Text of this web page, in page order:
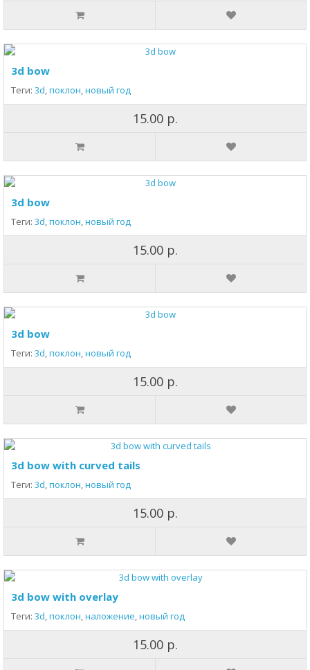
3d bow
Теги: 3d,поклон,новый год
15.00 р.
3d bow
Теги: 3d,поклон,новый год
15.00 р.
3d bow
Теги: 3d,поклон,новый год
15.00 р.
3d bow with curved tails
Теги: 3d,поклон,новый год
15.00 р.
3d bow with overlay
Теги: 3d,поклон,наложение,новый год
15.00 р.